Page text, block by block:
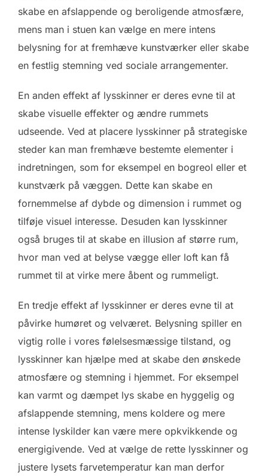
skabe en afslappende og beroligende atmosfære,
mens man i stuen kan vælge en mere intens
belysning for at fremhæve kunstværker eller skabe
en festlig stemning ved sociale arrangementer.
En anden effekt af lysskinner er deres evne til at
skabe visuelle effekter og ændre rummets
udseende. Ved at placere lysskinner på strategiske
steder kan man fremhæve bestemte elementer i
indretningen, som for eksempel en bogreol eller et
kunstværk på væggen. Dette kan skabe en
fornemmelse af dybde og dimension i rummet og
tilføje visuel interesse. Desuden kan lysskinner
også bruges til at skabe en illusion af større rum,
hvor man ved at belyse vægge eller loft kan få
rummet til at virke mere åbent og rummeligt.
En tredje effekt af lysskinner er deres evne til at
påvirke humøret og velværet. Belysning spiller en
vigtig rolle i vores følelsesmæssige tilstand, og
lysskinner kan hjælpe med at skabe den ønskede
atmosfære og stemning i hjemmet. For eksempel
kan varmt og dæmpet lys skabe en hyggelig og
afslappende stemning, mens koldere og mere
intense lyskilder kan være mere opkvikkende og
energigivende. Ved at vælge de rette lysskinner og
justere lysets farvetemperatur kan man derfor